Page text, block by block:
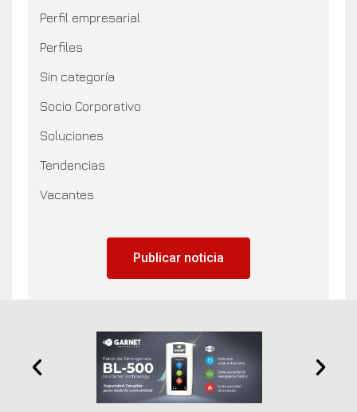
Perfil empresarial
Perfiles
Sin categoría
Socio Corporativo
Soluciones
Tendencias
Vacantes
Publicar noticia